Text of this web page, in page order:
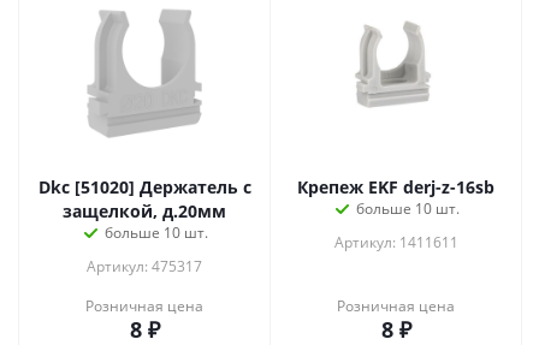
Dkc [51020] Держатель с
защелкой, д.20мм
больше 10 шт.
Артикул: 475317
Розничная цена
8₽
Крепеж EKF derj-z-16sb
больше 10 шт.
Артикул: 1411611
Розничная цена
8₽